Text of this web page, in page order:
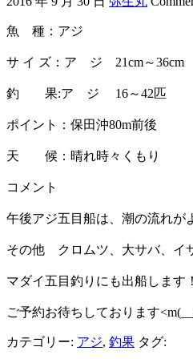
魚 種：アジ
サ イ ズ：ア ジ 21cm～36cm
釣 果:ア ジ 16～42匹
ポイント：保田沖80m前後
天 候：晴れ時々くもり
コメント
午後アジ五目船は、潮の流れが
その他 クロムツ、大サバ、イ
マダイ五目釣りにも出船します！
ご予約お待ちしております
カテゴリー: アジ, 釣果 タグ: